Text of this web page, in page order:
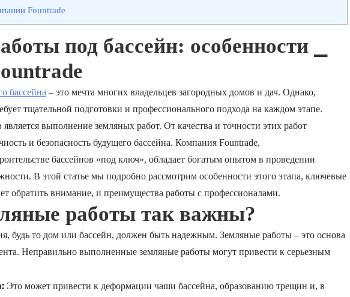
Fountrade
под бассейн: особенности ⎯
бассейна – это мечта многих владельцев загородных домов и дач. Однако,
тщательной подготовки и профессионального подхода на каждом этапе.
выполнение земляных работ. От качества и точности этих работ
и безопасность будущего бассейна. Компания Fountrade,
бассейнов «под ключ», обладает богатым опытом в проведении
В этой статье мы подробно рассмотрим особенности этого этапа, ключевые
обратить внимание, и преимущества работы с профессионалами.
работы так важны?
будь то дом или бассейн, должен быть надежным. Земляные работы – это основа
Неправильно выполненные земляные работы могут привести к серьезным
Это может привести к деформации чаши бассейна, образованию трещин и, в